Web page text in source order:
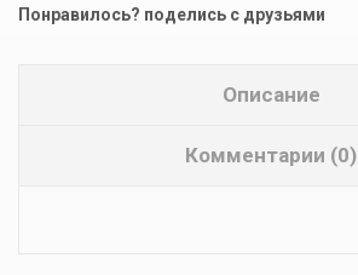
Понравилось? поделись с друзьями
Описание
Комментарии (0)